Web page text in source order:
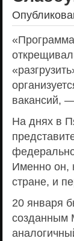
вакансий,
На днях в
Именно он,
стране, и
20 января
созданным